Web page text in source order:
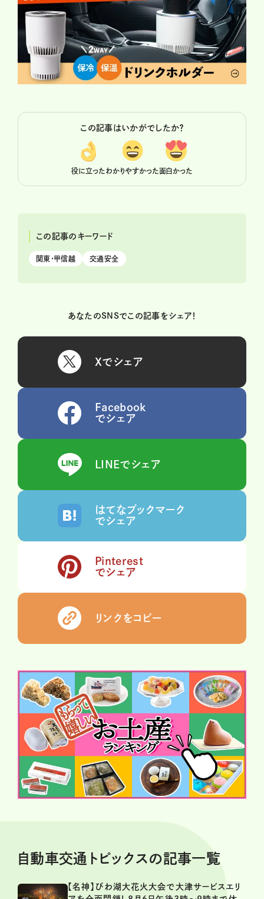
この記事はいかがでしたか？
役に立ったわかりやすかった面白かった
この記事のキーワード
関東・甲信越 交通安全
あなたのSNSでこの記事をシェア！
Xでシェア
Facebook
でシェア
LINEでシェア
はてなブックマーク
でシェア
Pinterest
でシェア
リンクをコピー
自動車交通トピックスの記事一覧
【名神】びわ湖大花火大会で大津サービスエリ